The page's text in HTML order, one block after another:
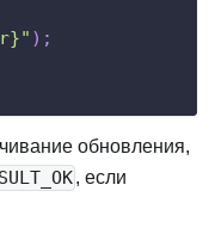
) ;
обновления,
, если